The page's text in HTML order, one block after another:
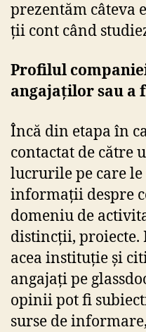
prezentăm câteva
ții cont când
Profilul
angajaților sau a
Încă din etapa în
contactat de către
lucrurile pe care le
informații despre
domeniu de
distincții, proiecte.
acea instituție și
angajați pe
opinii pot fi
surse de